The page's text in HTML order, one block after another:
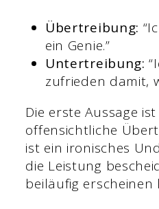
Übertreibung:
ein Genie.”
Untertreibung:
zufrieden damit,
Die erste Aussage
offensichtliche
ist ein ironisches
die Leistung
beiläufig erscheinen